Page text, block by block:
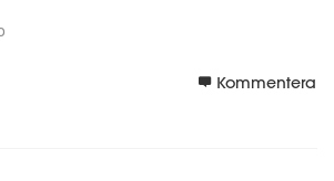
Kommentera